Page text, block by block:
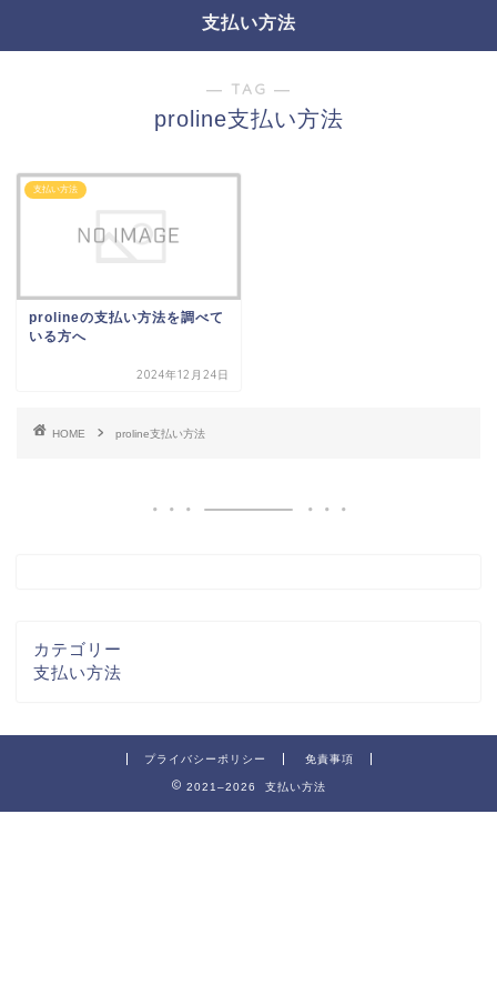
支払い方法
― TAG ―
proline支払い方法
支払い方法
prolineの支払い方法を調べて
いる方へ
2024年12月24日
HOME proline支払い方法
カテゴリー
支払い方法
プライバシーポリシー 免責事項
2021–2026 支払い方法